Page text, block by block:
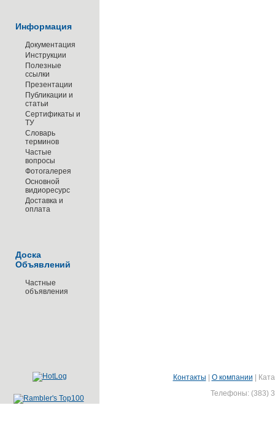
Информация
Документация
Инструкции
Полезные
ссылки
Презентации
Публикации и
статьи
Сертификаты и
ТУ
Словарь
терминов
Частые
вопросы
Фотогалерея
Основной
видиоресурс
Доставка и
оплата
Доска
Объявлений
Частные
объявления
Контакты О компании
Телефоны: (383)